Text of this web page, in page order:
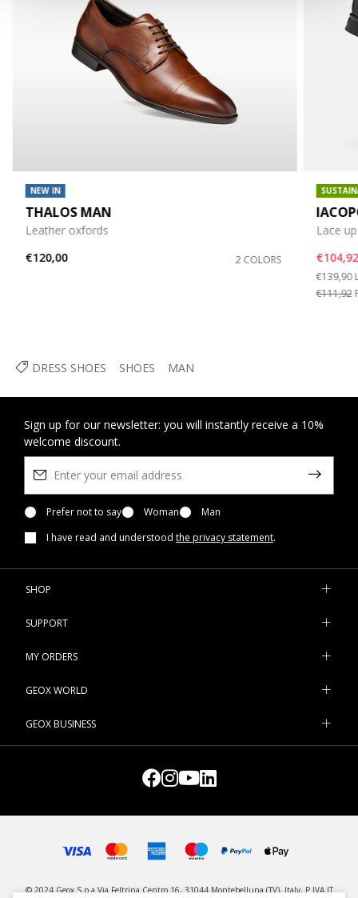
DRESS SHOES SHOES MAN
NEW IN
THALOS MAN
Leather oxfords
€120,00
2 COLORS
Lace
€104,92
Price
€139,90
€111,92
Sign up for our newsletter: you will instantly receive a 10%
welcome discount.
Prefer not to say Woman
Man
I have read and understood the privacy statement.
SHOP
SUPPORT
MY ORDERS
GEOX WORLD
GEOX BUSINESS
© 2024 Geox S.p.a Via Feltrina Centro 16, 31044 Montebelluna (TV), Italy, P.IVA IT